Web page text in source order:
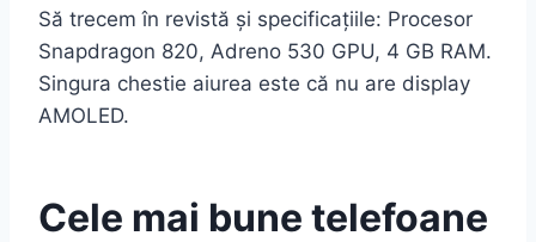
Să trecem în revistă și specificațiile: Procesor
Snapdragon 820, Adreno 530 GPU, 4 GB RAM.
Singura chestie aiurea este că nu are display
AMOLED.
Cele mai bune telefoane